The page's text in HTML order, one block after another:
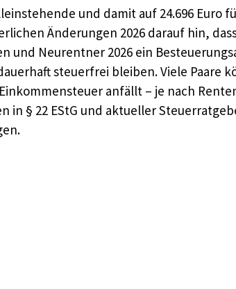
und damit auf 24.696 Euro
Änderungen 2026 darauf hin,
und Neurentner 2026 ein
steuerfrei bleiben. Viele Paare
anfällt – je nach
in § 22 EStG und aktueller